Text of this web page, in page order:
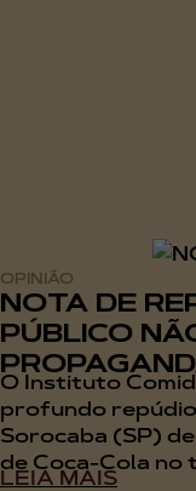
OPINIÃO
NOTA DE
PÚBLICO
O Instituto
profundo
Sorocaba (SP)
de Coca-Cola no
LEIA MAIS